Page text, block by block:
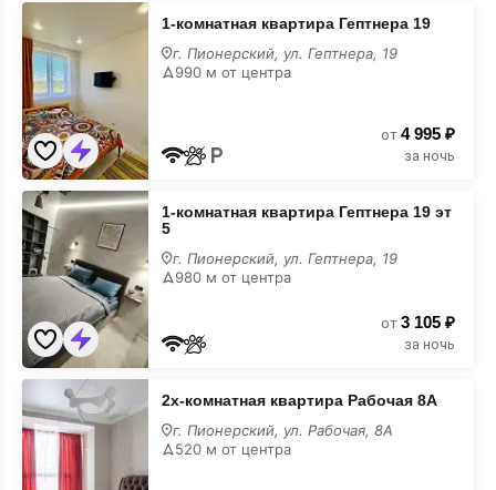
1-
комнатная
квартира
Гептнера
19
1-комнатная квартира Гептнера 19
г. Пионерский, ул. Гептнера, 19
990 м от центра
от 4 995 ₽
за ночь
1-
комнатная
квартира
Гептнера
19
1-комнатная квартира Гептнера 19 эт
5
г. Пионерский, ул. Гептнера, 19
980 м от центра
от 3 105 ₽
за ночь
2х-
комнатная
квартира
Рабочая
8А
2х-комнатная квартира Рабочая 8А
г. Пионерский, ул. Рабочая, 8А
520 м от центра